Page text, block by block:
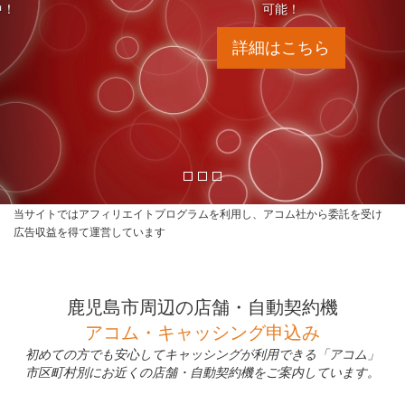
詳細はこちら
当サイトではアフィリエイトプログラムを利用し、アコム社から委託を受け
広告収益を得て運営しています
鹿児島市周辺の店舗・自動契約機
アコム・キャッシング申込み
初めての方でも安心してキャッシングが利用できる「アコム」
市区町村別にお近くの店舗・自動契約機をご案内しています。